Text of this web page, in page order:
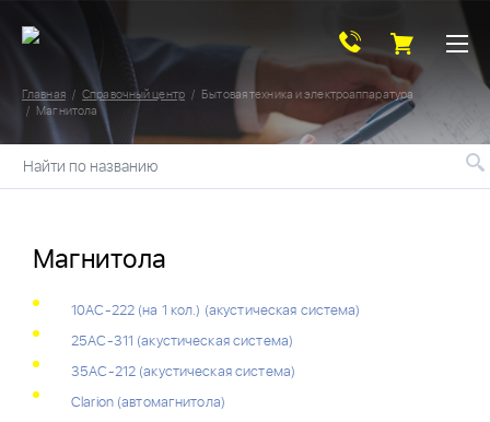
Главная Справочный центр
Бытовая техника и электроаппаратура
Магнитола
Найти по названию
Магнитола
10АС-222 (на 1 кол.) (акустическая система)
25АС-311 (акустическая система)
35АС-212 (акустическая система)
Clarion (автомагнитола)